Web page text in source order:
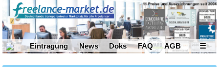
Eintragung News Doks FAQ AGB ☰